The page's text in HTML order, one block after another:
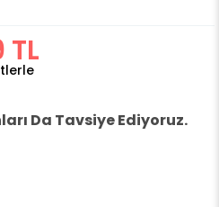
Da Tavsiye Ediyoruz.